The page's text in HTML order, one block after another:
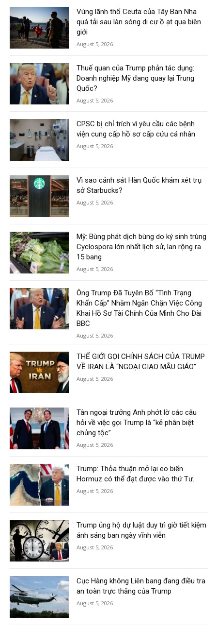
Vùng lãnh thổ Ceuta của Tây Ban Nha
quá tải sau làn sóng di cư ồ ạt qua biên
giới
August 5, 2026
Thuế quan của Trump phản tác dụng:
Doanh nghiệp Mỹ đang quay lại Trung
Quốc?
August 5, 2026
CPSC bị chỉ trích vì yêu cầu các bệnh
viện cung cấp hồ sơ cấp cứu cá nhân
August 5, 2026
Vì sao cảnh sát Hàn Quốc khám xét trụ
sở Starbucks?
August 5, 2026
Mỹ: Bùng phát dịch bùng do ký sinh trùng
Cyclospora lớn nhất lịch sử, lan rộng ra
15 bang
August 5, 2026
Ông Trump Đã Tuyên Bố “Tình Trạng
Khẩn Cấp” Nhằm Ngăn Chặn Việc Công
Khai Hồ Sơ Tài Chính Của Mình Cho Đài
BBC
August 5, 2026
THẾ GIỚI GỌI CHÍNH SÁCH CỦA TRUMP
VỀ IRAN LÀ “NGOẠI GIAO MẪU GIÁO”
August 5, 2026
Tân ngoại trưởng Anh phớt lờ các câu
hỏi về việc gọi Trump là “kẻ phân biệt
chủng tộc”.
August 5, 2026
Trump: Thỏa thuận mở lại eo biển
Hormuz có thể đạt được vào thứ Tư.
August 5, 2026
Trump ủng hộ dự luật duy trì giờ tiết kiệm
ánh sáng ban ngày vĩnh viễn
August 5, 2026
Cục Hàng không Liên bang đang điều tra
an toàn trực thăng của Trump
August 5, 2026